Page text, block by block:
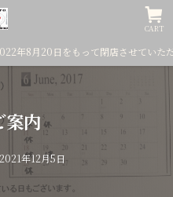
CART
年8月20日をもって閉店させていた
案内
2021年12月5日